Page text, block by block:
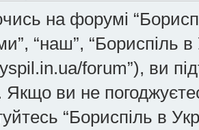
на форумі
“наш”, “Бориспіль
forum”), ви
ви не
“Бориспіль в